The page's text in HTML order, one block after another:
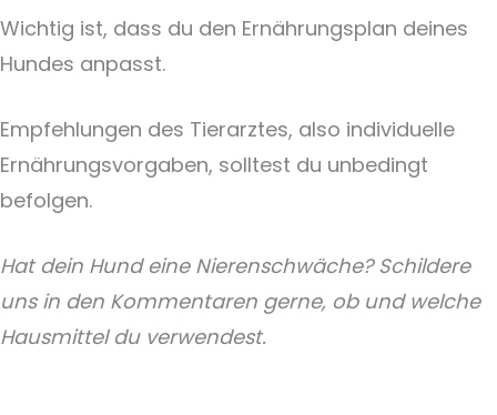
Wichtig ist, dass du den Ernährungsplan deines
Hundes anpasst.
Empfehlungen des Tierarztes, also individuelle
Ernährungsvorgaben, solltest du unbedingt
befolgen.
Hat dein Hund eine Nierenschwäche? Schildere
uns in den Kommentaren gerne, ob und welche
Hausmittel du verwendest.